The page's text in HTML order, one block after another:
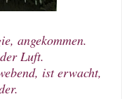
angekommen.
Luft.
ist erwacht,